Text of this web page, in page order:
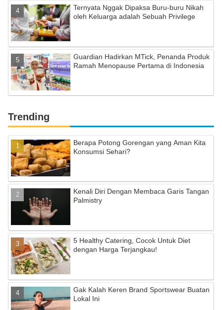
Ternyata Nggak Dipaksa Buru-buru Nikah
oleh Keluarga adalah Sebuah Privilege
Guardian Hadirkan MTick, Penanda Produk
Ramah Menopause Pertama di Indonesia
Trending
Berapa Potong Gorengan yang Aman Kita
Konsumsi Sehari?
Kenali Diri Dengan Membaca Garis Tangan
Palmistry
5 Healthy Catering, Cocok Untuk Diet
dengan Harga Terjangkau!
Gak Kalah Keren Brand Sportswear Buatan
Lokal Ini